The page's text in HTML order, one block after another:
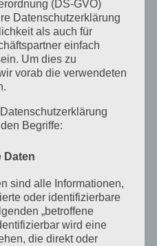
(DS-GVO)
Datenschutzerklärung
als auch für
einfach
Um dies zu
vorab die verwendeten
Begriffe:
sind alle Informationen,
oder identifizierbare
„betroffene
wird eine
die direkt oder